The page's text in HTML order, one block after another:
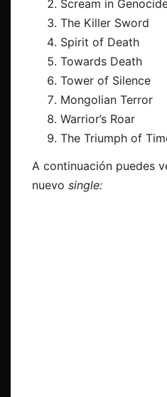
Scream in
The Killer Sword
Spirit of Death
Towards Death
Tower of Silence
Mongolian Terror
Warrior’s Roar
The Triumph of
A continuación puedes
nuevo single: